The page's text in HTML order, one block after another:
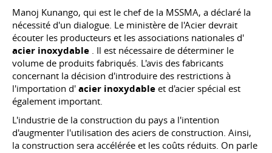
Manoj Kunango, qui est le chef de la MSSMA, a déclaré la
nécessité d'un dialogue. Le ministère de l'Acier devrait
écouter les producteurs et les associations nationales d'
acier inoxydable . Il est nécessaire de déterminer le
volume de produits fabriqués. L'avis des fabricants
concernant la décision d'introduire des restrictions à
l'importation d' acier inoxydable et d'acier spécial est
également important.
L'industrie de la construction du pays a l'intention
d'augmenter l'utilisation des aciers de construction. Ainsi,
la construction sera accélérée et les coûts réduits. On parle